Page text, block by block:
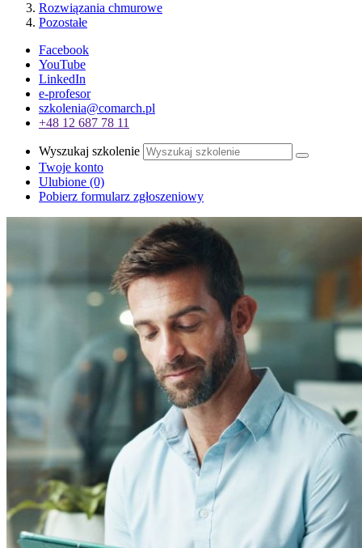
Rozwiązania chmurowe
Pozostałe
Facebook
YouTube
LinkedIn
e-profesor
szkolenia@comarch.pl
+48 12 687 78 11
Wyszukaj szkolenie
Twoje konto
Ulubione (0)
Pobierz formularz zgłoszeniowy